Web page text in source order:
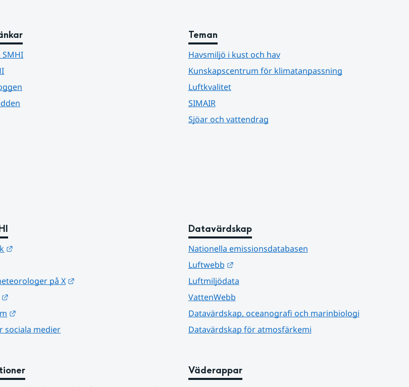
SMHI
Teman
Havsmiljö i kust och hav
Kunskapscentrum för klimatanpassning
Luftkvalitet
SIMAIR
Sjöar och vattendrag
på X
sociala medier
Datavärdskap
Nationella emissionsdatabasen
Luftwebb
Länk till annan webbplats.
Luftmiljödata
VattenWebb
Datavärdskap, oceanografi och marinbiologi
Datavärdskap för atmosfärkemi
Väderappar